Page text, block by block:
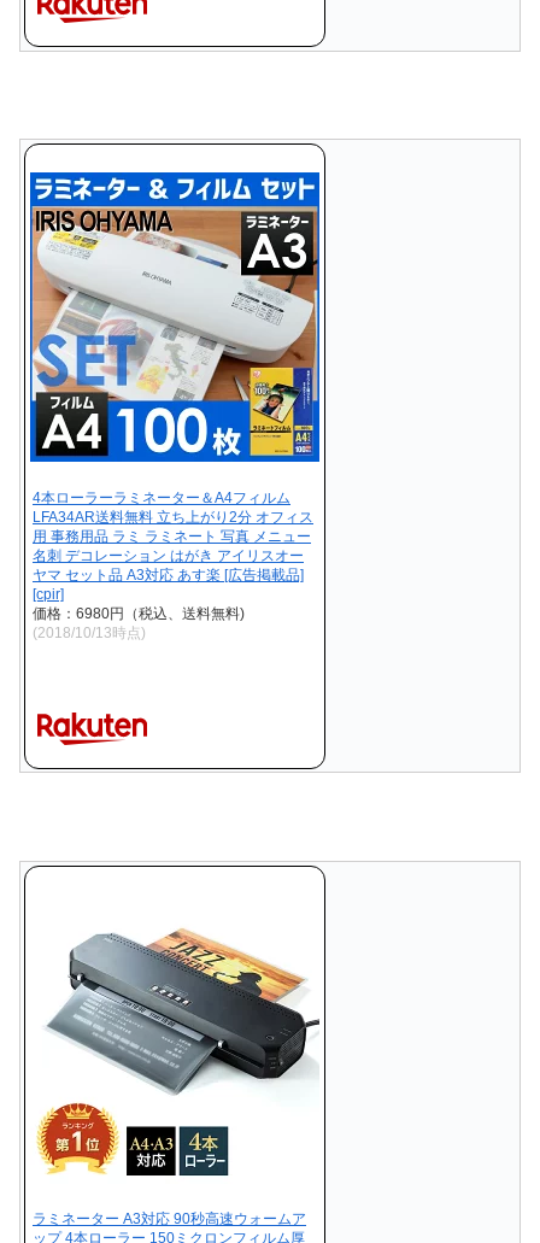
4本ローラーラミネーター＆A4フィルム
LFA34AR送料無料 立ち上がり2分 オフィス
用 事務用品 ラミ ラミネート 写真 メニュー
名刺 デコレーション はがき アイリスオー
ヤマ セット品 A3対応 あす楽 [広告掲載品]
[cpir]
価格：6980円（税込、送料無料)
(2018/10/13時点)
ラミネーター A3対応 90秒高速ウォームア
ップ 4本ローラー 150ミクロンフィルム厚